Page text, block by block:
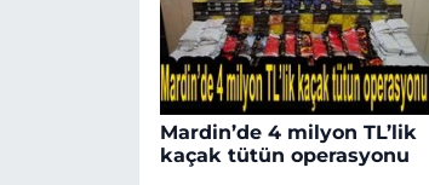
Mardin’de 4 milyon TL’lik
kaçak tütün operasyonu